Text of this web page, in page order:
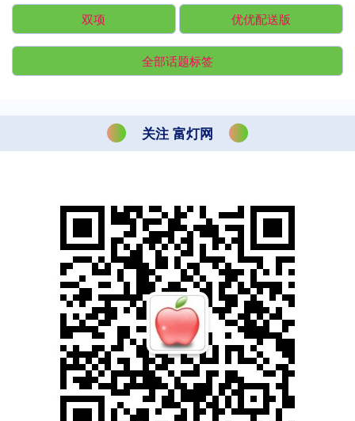
双项 优优配送版
全部话题标签
关注 富灯网